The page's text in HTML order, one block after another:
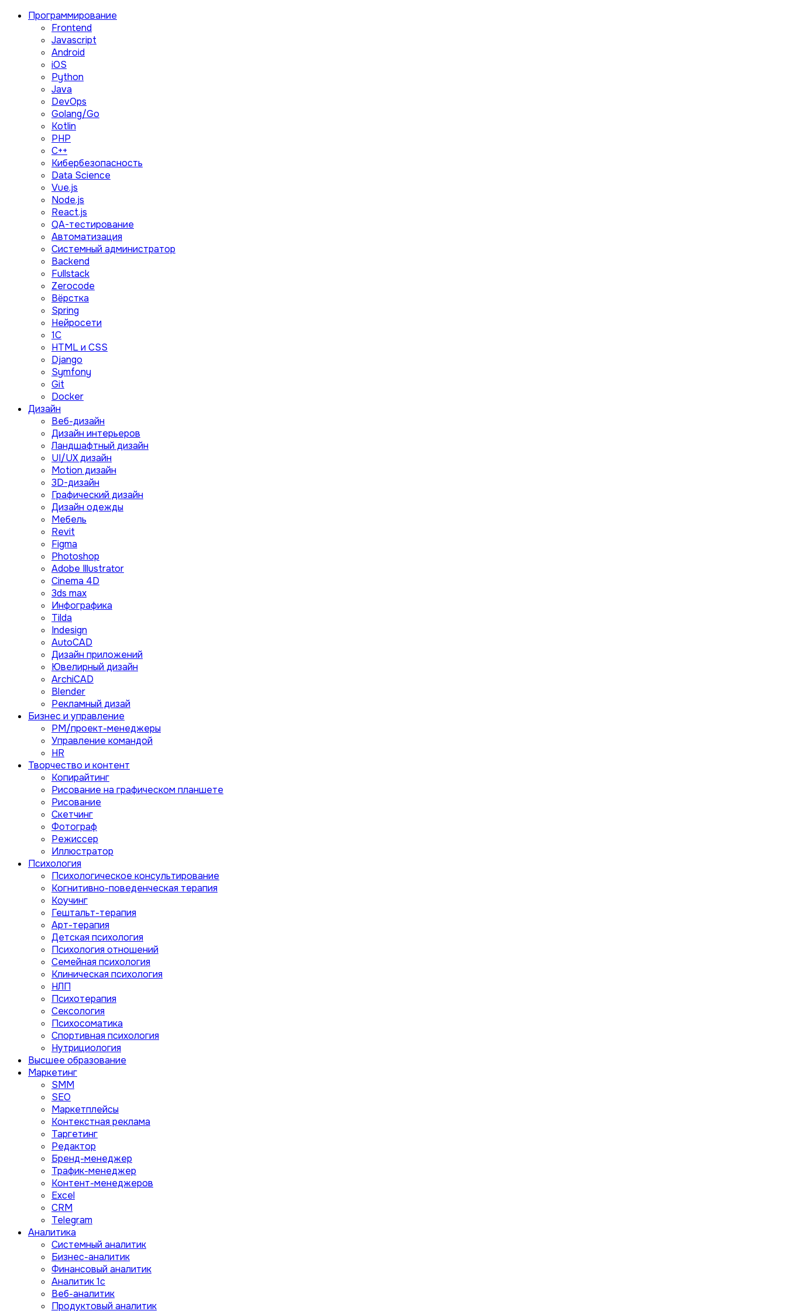
Программирование
Frontend
Javascript
Android
iOS
Python
Java
DevOps
Golang/Go
Kotlin
PHP
C++
Кибербезопасность
Data Science
Vue.js
Node.js
React.js
QA-тестирование
Автоматизация
Системный администратор
Backend
Fullstack
Zerocode
Вёрстка
Spring
Нейросети
1C
HTML и CSS
Django
Symfony
Git
Docker
Дизайн
Веб-дизайн
Дизайн интерьеров
Ландшафтный дизайн
UI/UX дизайн
Motion дизайн
3D-дизайн
Графический дизайн
Дизайн одежды
Мебель
Revit
Figma
Photoshop
Adobe Illustrator
Сinema 4D
3ds max
Инфографика
Tilda
Indesign
AutoCAD
Дизайн приложений
Ювелирный дизайн
ArchiCAD
Blender
Рекламный дизай
Бизнес и управление
PM/проект-менеджеры
Управление командой
HR
Творчество и контент
Копирайтинг
Рисование на графическом планшете
Рисование
Скетчинг
Фотограф
Режиссер
Иллюстратор
Психология
Психологическое консультирование
Когнитивно-поведенческая терапия
Коучинг
Гештальт-терапия
Арт-терапия
Детская психология
Психология отношений
Семейная психология
Клиническая психология
НЛП
Психотерапия
Сексология
Психосоматика
Спортивная психология
Нутрициология
Высшее образование
Маркетинг
SMM
SEO
Маркетплейсы
Контекстная реклама
Таргетинг
Редактор
Бренд-менеджер
Трафик-менеджер
Контент-менеджеров
Excel
CRM
Telegram
Аналитика
Системный аналитик
Бизнес-аналитик
Финансовый аналитик
Aналитик 1с
Веб-аналитик
Продуктовый аналитик